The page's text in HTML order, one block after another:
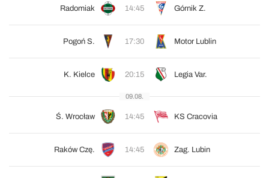
Radomiak 14:45 Górnik Z.
Pogoń S. 17:30 Motor Lublin
K. Kielce 20:15 Legia Var.
09.08.
Ś. Wrocław 14:45 KS Cracovia
Raków Czę. 14:45 Zag. Lubin